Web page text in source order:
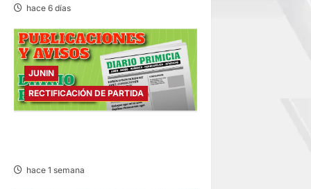
hace 6 días
JUNIN
RECTIFICACIÓN DE PARTIDA
hace 1 semana